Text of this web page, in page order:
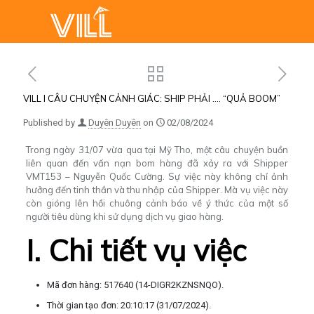
VILL l CÂU CHUYỆN CẢNH GIÁC: SHIP PHẢI …. “QUẢ BOOM”
Published by Duyên Duyên on 02/08/2024
Trong ngày 31/07 vừa qua tại Mỹ Tho, một câu chuyện buồn
liên quan đến vấn nạn bom hàng đã xảy ra với Shipper
VMT153 – Nguyễn Quốc Cường. Sự việc này không chỉ ảnh
hưởng đến tinh thần và thu nhập của Shipper. Mà vụ việc này
còn gióng lên hồi chuông cảnh báo về ý thức của một số
người tiêu dùng khi sử dụng dịch vụ giao hàng.
I. Chi tiết vụ việc
Mã đơn hàng: 517640 (14-DIGR2KZNSNQO).
Thời gian tạo đơn: 20:10:17 (31/07/2024).